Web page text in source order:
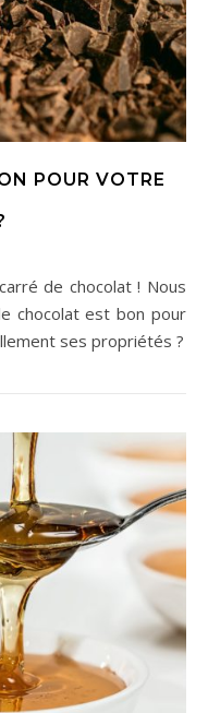
POUR VOTRE
chocolat est bon pour
ses propriétés ?